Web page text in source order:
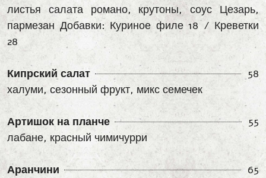
листья салата романо, крутоны, соус Цезарь,
пармезан Добавки: Куриное филе 18 / Креветки
28
Кипрский салат
58
халуми, сезонный фрукт, микс семечек
Артишок на планче
55
лабане, красный чимичурри
Аранчини
65